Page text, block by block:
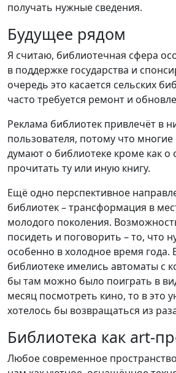
получать нужные сведения.
Будущее рядом
Я считаю, библиотечная сфера
в поддержке государства и
очередь это касается сельских
часто требуется ремонт и
Реклама библиотек привлечёт в
пользователя, потому что многие
думают о библиотеке кроме как о
прочитать ту или иную книгу.
Ещё одно перспективное
библиотек – трансформация в
молодого поколения.
посидеть и поговорить – то, что
особенно в холодное время года.
библиотеке имелись автоматы с
бы там можно было поиграть в
месяц посмотреть кино, то в это
хотелось бы возвращаться из
Библиотека как art-
Любое современное